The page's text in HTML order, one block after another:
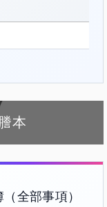
本
全部事項）